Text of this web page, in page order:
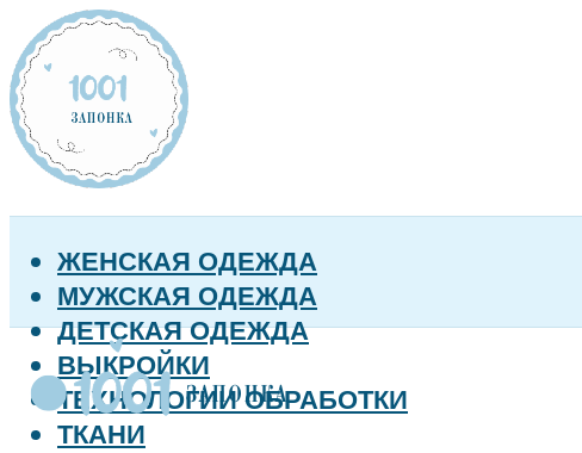
ЖЕНСКАЯ ОДЕЖДА
МУЖСКАЯ ОДЕЖДА
ДЕТСКАЯ ОДЕЖДА
ВЫКРОЙКИ
ТЕХНОЛОГИИ ОБРАБОТКИ
ТКАНИ